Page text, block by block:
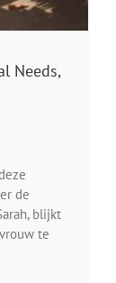
Needs,
de
blijkt
te